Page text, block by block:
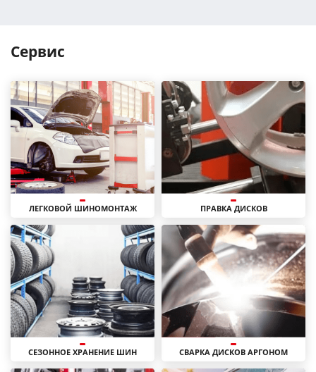
Сервис
ЛЕГКОВОЙ ШИНОМОНТАЖ ПРАВКА ДИСКОВ
СЕЗОННОЕ ХРАНЕНИЕ ШИН СВАРКА ДИСКОВ АРГОНОМ